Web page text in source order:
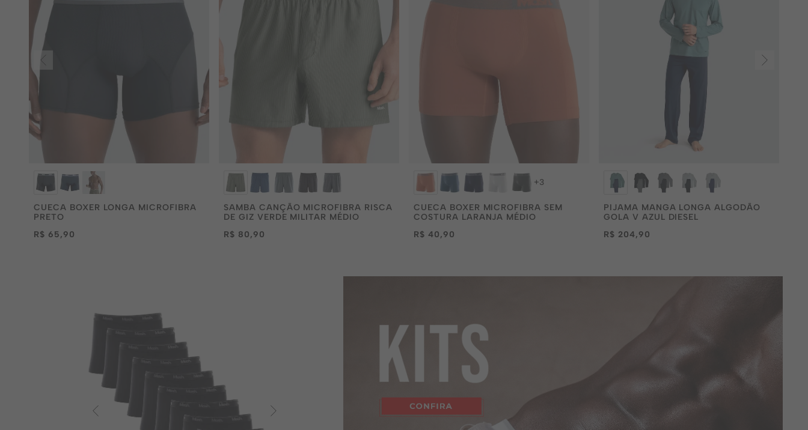
CUECA BOXER LONGA MICROFIBRA
PRETO
R$ 65,90
SAMBA CANÇÃO MICROFIBRA RISCA
DE GIZ VERDE MILITAR MÉDIO
R$ 80,90
+3
CUECA BOXER MICROFIBRA SEM
COSTURA LARANJA MÉDIO
R$ 40,90
PIJAMA MANGA LONGA ALGODÃO
GOLA V AZUL DIESEL
R$ 204,90